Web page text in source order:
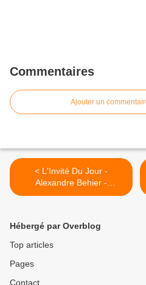
Commentaires
Ajouter un
< L'Invité Du Jour -
Alexandre Behier -
L'alcoolisme
Hébergé par Overblog
Top articles
Pages
Contact